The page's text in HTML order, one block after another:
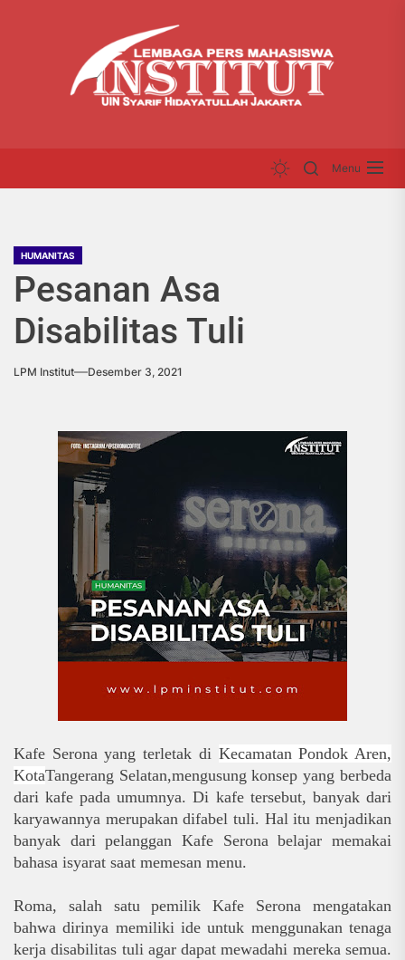
Menu
HUMANITAS
Pesanan Asa
Disabilitas Tuli
LPM Institut Desember 3, 2021
Kafe Serona yang terletak di Kecamatan Pondok Aren,
KotaTangerang Selatan,mengusung konsep yang berbeda
dari kafe pada umumnya. Di kafe tersebut, banyak dari
karyawannya merupakan difabel tuli. Hal itu menjadikan
banyak dari pelanggan Kafe Serona belajar memakai
bahasa isyarat saat memesan menu.
Roma, salah satu pemilik Kafe Serona mengatakan
bahwa dirinya memiliki ide untuk menggunakan tenaga
kerja disabilitas tuli agar dapat mewadahi mereka semua.